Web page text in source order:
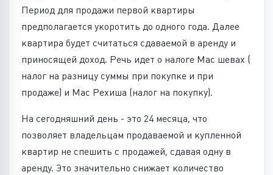
Период для продажи первой квартиры
предполагается укоротить до одного года. Далее
квартира будет считаться сдаваемой в аренду и
приносящей доход. Речь идет о налоге Мас шевах (
налог на разницу суммы при покупке и при
продаже) и Мас Рехиша (налог на покупку).
На сегодняшний день - это 24 месяца, что
позволяет владельцам продаваемой и купленной
квартир не спешить с продажей, сдавая одну в
аренду. Это значительно снижает количество